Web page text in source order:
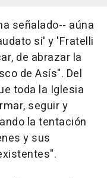
señalado-- aúna
si' y 'Fratelli
de abrazar la
de Asís". Del
toda la Iglesia
seguir y
la tentación
y sus